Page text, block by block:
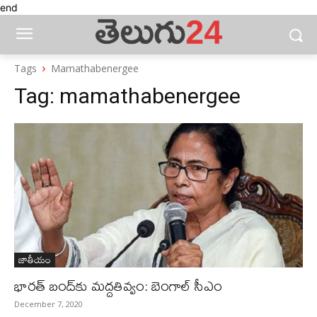
end
Tags Mamathabenergee
Tag: mamathabenergee
జాతీయం
భారత్‌ బంద్‌కు మద్దతివ్వం: బెంగాల్‌ సీఎం
December 7, 2020